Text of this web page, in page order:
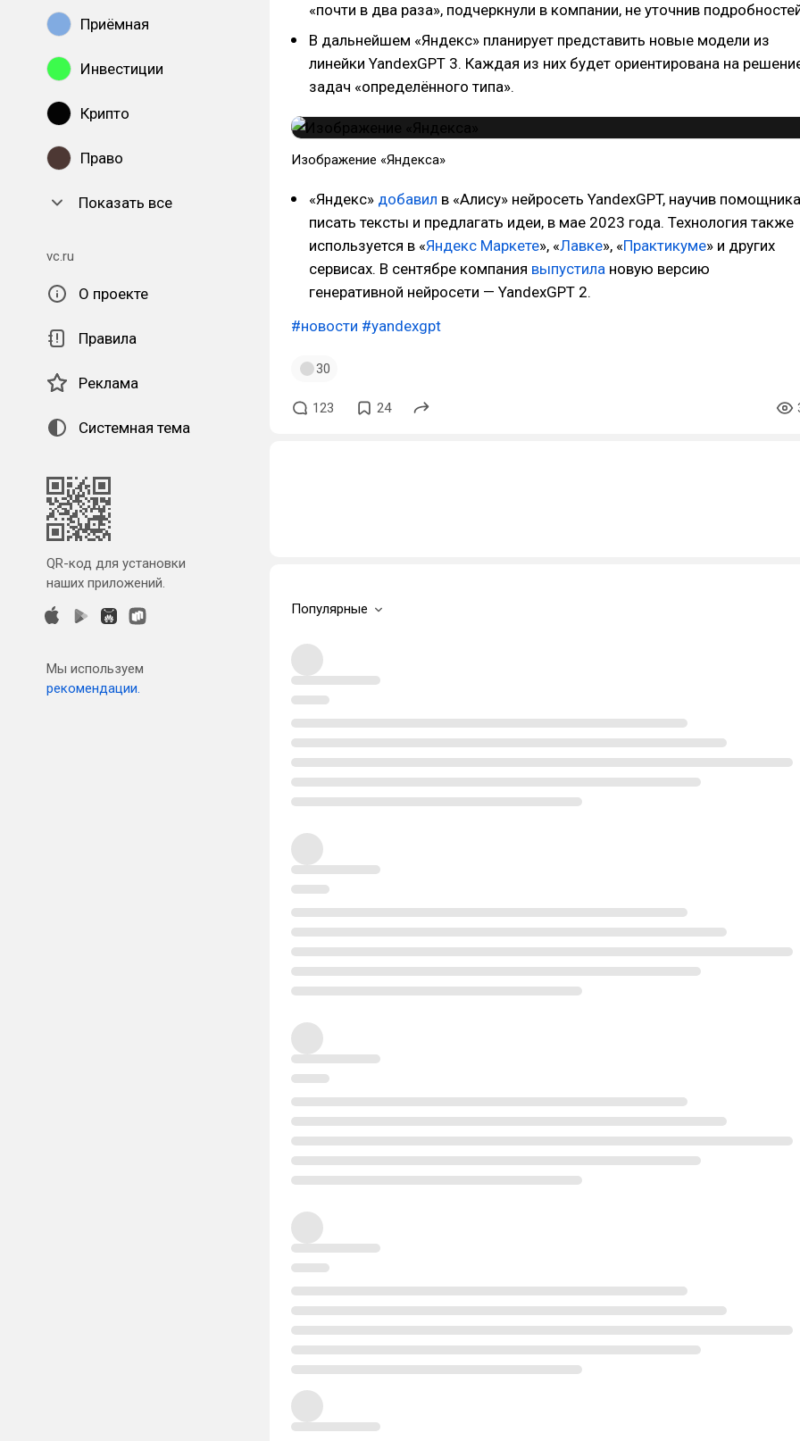
Приёмная
Инвестиции
Крипто
Право
Показать все
vc.ru
О проекте
Правила
Реклама
Системная тема
QR-код для установки
наших приложений.
Мы используем
рекомендации.
«почти в два раза», подчеркнули в компании, не уточнив
В дальнейшем «Яндекс» планирует представить новые модели из
линейки YandexGPT 3. Каждая из них будет ориентирована на
задач «определённого типа».
Изображение «Яндекса»
«Яндекс» добавил в «Алису» нейросеть YandexGPT, научив помощника
писать тексты и предлагать идеи, в мае 2023 года. Технология также
используется в «Яндекс Маркете», «Лавке», «Практикуме» и других
сервисах. В сентябре компания выпустила новую версию
генеративной нейросети — YandexGPT 2.
#новости #yandexgpt
30
123 24
Популярные